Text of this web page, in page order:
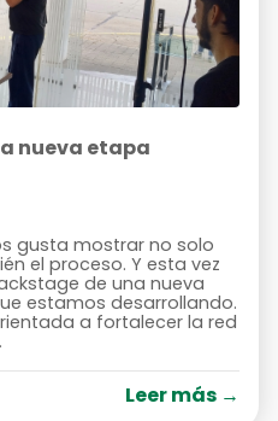
nueva etapa
gusta mostrar no solo
el proceso. Y esta vez
de una nueva
estamos desarrollando.
a fortalecer la red
Leer más →